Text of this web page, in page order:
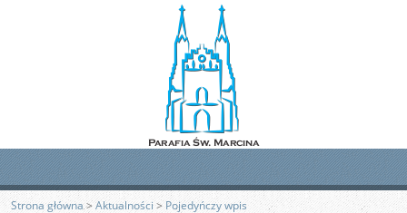
Strona główna> Aktualności > Pojedyńczy wpis